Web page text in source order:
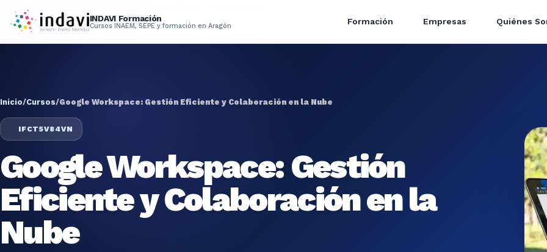
INDAVI Formación
Cursos INAEM, SEPE y formación en Aragón Formación Empresas Quiénes
Inicio/Cursos/Google Workspace: Gestión Eficiente y Colaboración en la Nube
IFCT5V84VN
Google Workspace: Gestión
Eficiente y Colaboración en la
Nube